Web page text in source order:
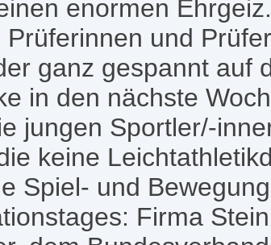
enormen
Prüferinnen und
ganz gespannt auf
in den nächste
jungen Sportler/-
keine
Spiel- und
Firma